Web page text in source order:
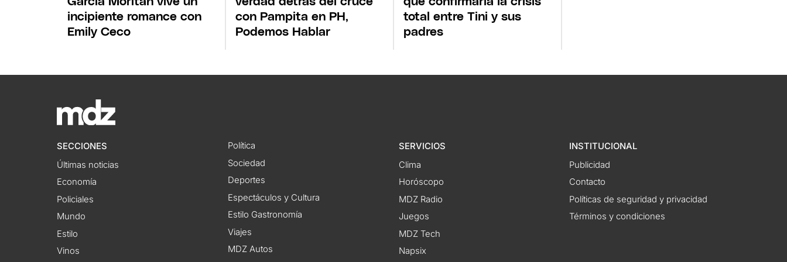
incipiente romance con
Emily Ceco
con Pampita en PH,
Podemos Hablar
total entre Tini y sus
padres
SECCIONES
Últimas noticias
Economía
Policiales
Mundo
Estilo
Vinos
Política
Sociedad
Deportes
Espectáculos y Cultura
Estilo Gastronomía
Viajes
MDZ Autos
SERVICIOS
Clima
Horóscopo
MDZ Radio
Juegos
MDZ Tech
Napsix
INSTITUCIONAL
Publicidad
Contacto
Políticas de seguridad y privacidad
Términos y condiciones